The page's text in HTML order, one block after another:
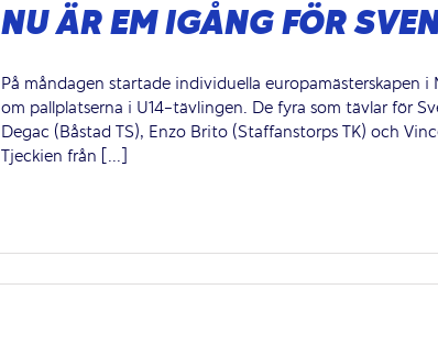
NU ÄR EM IGÅNG FÖR
På måndagen startade individuella europamästerskapen
om pallplatserna i U14-tävlingen. De fyra som tävlar för
Degac (Båstad TS), Enzo Brito (Staffanstorps TK) och
Tjeckien från [...]